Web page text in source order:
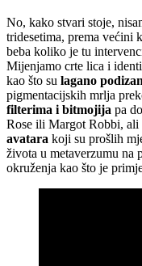
No, kako stvari stoje,
tridesetima, prema većini
beba koliko je tu
Mijenjamo crte lica i
kao što su lagano
pigmentacijskih mrlja
filterima i bitmojija pa
Rose ili Margot Robbi, ali
avatara koji su prošlih
života u metaverzumu na
okruženja kao što je